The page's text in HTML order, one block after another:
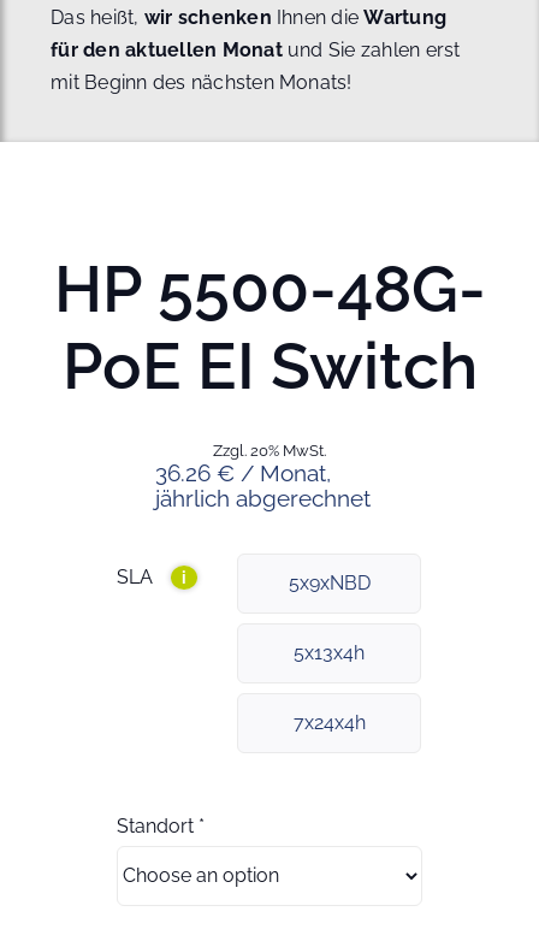
Das heißt, wir schenken Ihnen dieWartung
für den aktuellen Monat und Sie zahlen erst
mit Beginn des nächsten Monats!
HP 5500-48G-
PoE EI Switch
36.26 € / Monat,
jährlich abgerechnet
Zzgl. 20% MwSt.
SLA i 5x9xNBD
5x13x4h
7x24x4h
Standort *